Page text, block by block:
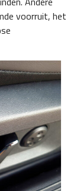
voorruit, het